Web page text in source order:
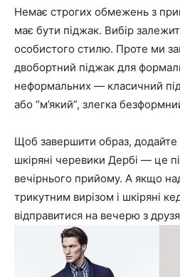
Немає строгих обмежень з
має бути піджак. Вибір
особистого стилю. Проте ми
двобортний піджак для
неформальних — класичний
або “м’який”, злегка
Щоб завершити образ, додайте
шкіряні черевики Дербі — це
вечірнього прийому. А якщо
трикутним вирізом і шкіряні
відправитися на вечерю з